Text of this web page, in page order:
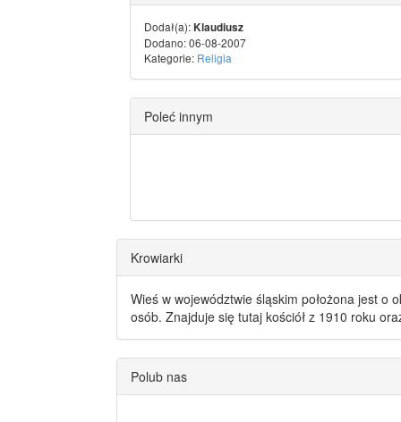
Dodał(a):Klaudiusz
Dodano: 06-08-2007
Kategorie: Religia
Poleć innym
Krowiarki
Wieś w województwie śląskim położona jest o
osób. Znajduje się tutaj kościół z 1910 roku
Polub nas